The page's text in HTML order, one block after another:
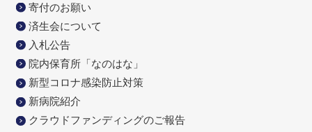
寄付のお願い
済生会について
入札公告
院内保育所「なのはな」
新型コロナ感染防止対策
新病院紹介
クラウドファンディングのご報告